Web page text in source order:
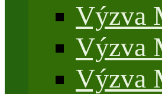
Výzva
Výzva
Výzva